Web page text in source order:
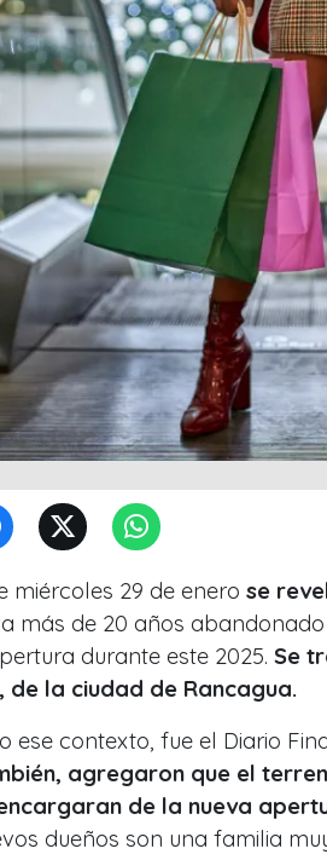
miércoles 29 de enero se
más de 20 años
durante este 2025. Se
de la ciudad de Rancagua.
ese contexto, fue el Diario
agregaron que el
de la nueva
dueños son una familia